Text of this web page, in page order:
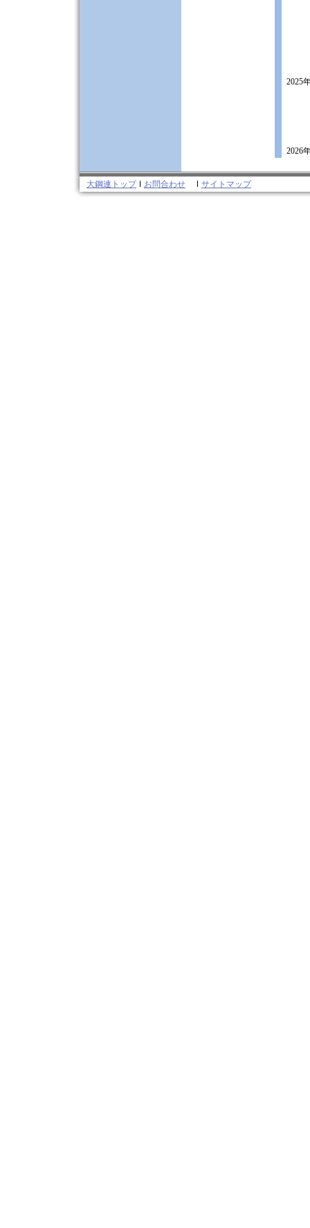
2025
2026
大鋼連トップ お問合わせ サイトマップ